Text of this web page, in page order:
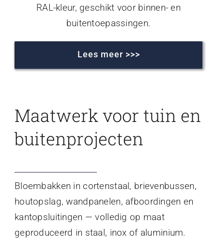
RAL-kleur, geschikt voor binnen- en
buitentoepassingen.
Lees meer >>>
Maatwerk voor tuin en
buitenprojecten
Bloembakken in cortenstaal, brievenbussen,
houtopslag, wandpanelen, afboordingen en
kantopsluitingen — volledig op maat
geproduceerd in staal, inox of aluminium.